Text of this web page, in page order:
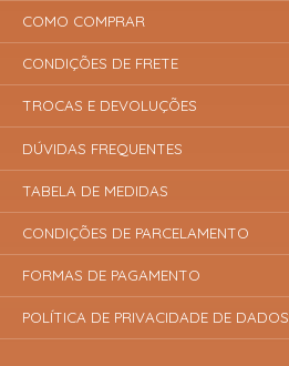
COMO COMPRAR
CONDIÇÕES DE FRETE
TROCAS E DEVOLUÇÕES
DÚVIDAS FREQUENTES
TABELA DE MEDIDAS
CONDIÇÕES DE PARCELAMENTO
FORMAS DE PAGAMENTO
POLÍTICA DE PRIVACIDADE DE DADOS